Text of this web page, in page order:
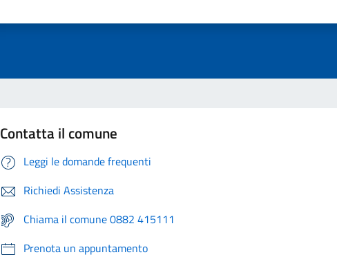
Contatta il comune
Leggi le domande frequenti
Richiedi Assistenza
Chiama il comune 0882 415111
Prenota un appuntamento